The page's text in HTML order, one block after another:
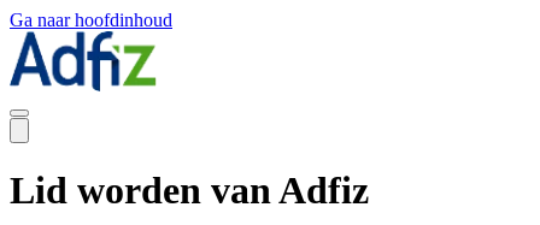
Ga naar hoofdinhoud
Lid worden van Adfiz